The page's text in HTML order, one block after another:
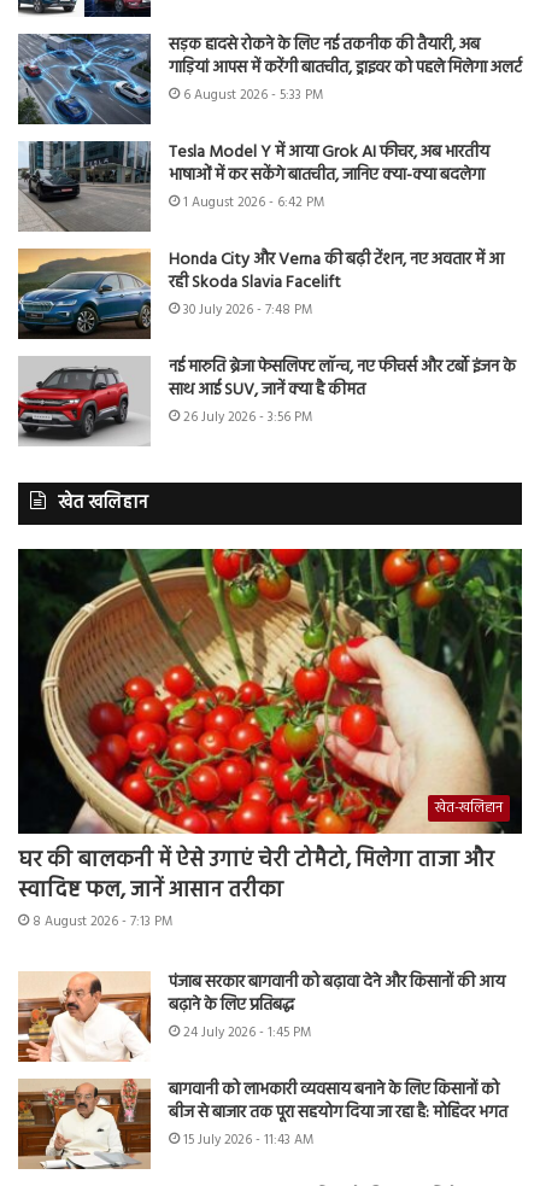
सड़क हादसे रोकने के लिए नई तकनीक की तैयारी, अब
गाड़ियां आपस में करेंगी बातचीत, ड्राइवर को पहले मिलेगा अलर्ट
6 August 2026 - 5:33 PM
Tesla Model Y में आया Grok AI फीचर, अब भारतीय
भाषाओं में कर सकेंगे बातचीत, जानिए क्या-क्या बदलेगा
1 August 2026 - 6:42 PM
Honda City और Verna की बढ़ी टेंशन, नए अवतार में आ
रही Skoda Slavia Facelift
30 July 2026 - 7:48 PM
नई मारुति ब्रेजा फेसलिफ्ट लॉन्च, नए फीचर्स और टर्बो इंजन के
साथ आई SUV, जानें क्या है कीमत
26 July 2026 - 3:56 PM
खेत खलिहान
खेत-खलिहान
घर की बालकनी में ऐसे उगाएं चेरी टोमैटो, मिलेगा ताजा और
स्वादिष्ट फल, जानें आसान तरीका
8 August 2026 - 7:13 PM
पंजाब सरकार बागवानी को बढ़ावा देने और किसानों की आय
बढ़ाने के लिए प्रतिबद्ध
24 July 2026 - 1:45 PM
बागवानी को लाभकारी व्यवसाय बनाने के लिए किसानों को
बीज से बाजार तक पूरा सहयोग दिया जा रहा है: मोहिंदर भगत
15 July 2026 - 11:43 AM